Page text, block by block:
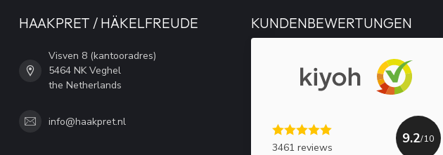
HAAKPRET / HÄKELFREUDE
Visven 8 (kantooradres)
5464 NK Veghel
the Netherlands
info@haakpret.nl
KUNDENBEWERTUNGEN
3461 reviews
9.2/10